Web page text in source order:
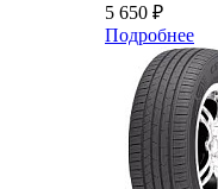
5 650 ₽
Подробнее